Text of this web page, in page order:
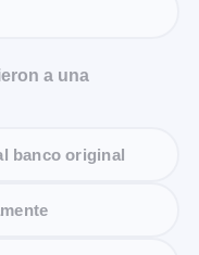
a una
banco original